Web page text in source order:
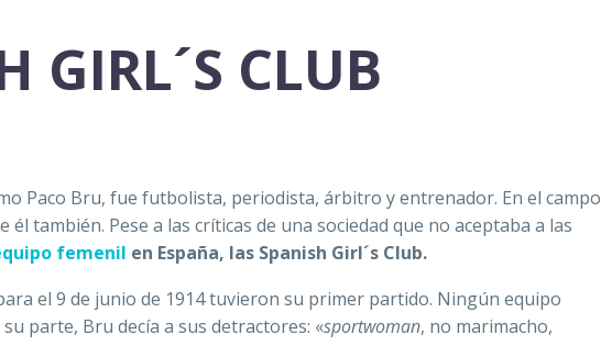
GIRL´S CLUB
Paco Bru, fue futbolista, periodista, árbitro y entrenador. En el campo
también. Pese a las críticas de una sociedad que no aceptaba a las
femenil en España, las Spanish Girl´s Club.
el 9 de junio de 1914 tuvieron su primer partido. Ningún equipo
parte, Bru decía a sus detractores: «sportwoman, no marimacho,